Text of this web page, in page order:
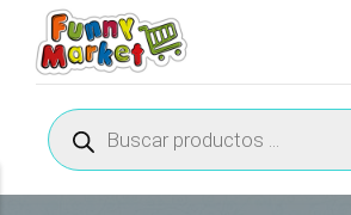
Búsqueda
de
productos